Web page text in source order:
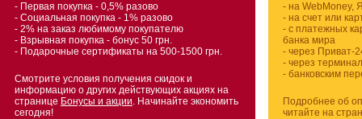
- Первая покупка - 0,5% разово
- Социальная покупка - 1% разово
- 2% на заказ любимому покупателю
- Взрывная покупка - бонус 50 грн.
- Подарочные сертификаты на 500-1500 грн.
Смотрите условия получения скидок и
информацию о других действующих акциях на
странице Бонусы и акции. Начинайте экономить
сегодня!
- на WebMoney,
- на счет или
- с платежных
банка мира
- через Приват-
- через
- банковским
Подробнее об
читайте на